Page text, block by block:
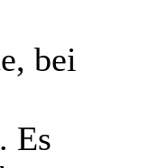
bei
Es